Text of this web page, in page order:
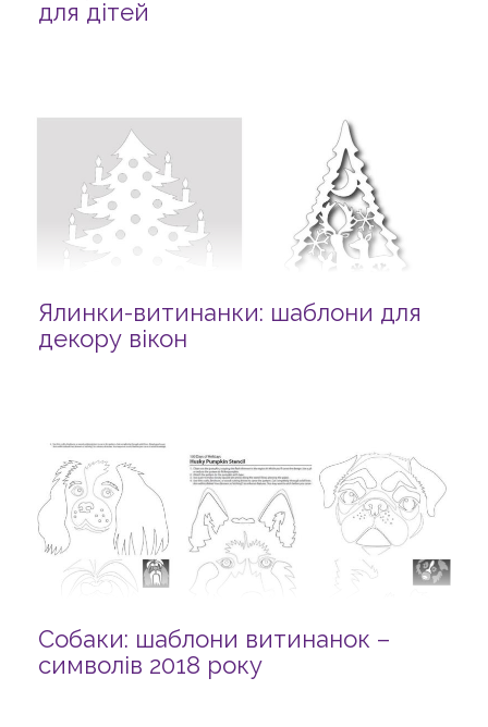
для дітей
Ялинки-витинанки: шаблони для
декору вікон
Собаки: шаблони витинанок –
символів 2018 року